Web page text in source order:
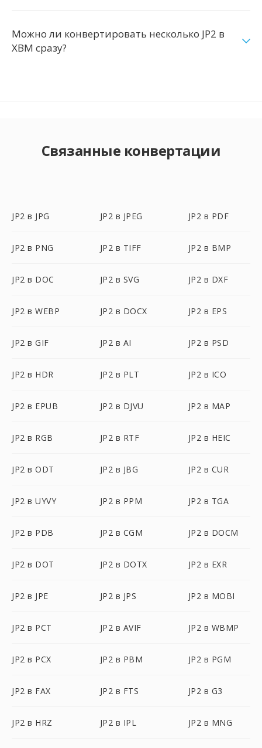
Можно ли конвертировать несколько JP2 в
XBM сразу?
Связанные конвертации
JP2 в JPG JP2 в JPEG JP2 в PDF
JP2 в PNG JP2 в TIFF JP2 в BMP
JP2 в DOC JP2 в SVG JP2 в DXF
JP2 в WEBP JP2 в DOCX JP2 в EPS
JP2 в GIF JP2 в AI JP2 в PSD
JP2 в HDR JP2 в PLT JP2 в ICO
JP2 в EPUB JP2 в DJVU JP2 в MAP
JP2 в RGB JP2 в RTF JP2 в HEIC
JP2 в ODT JP2 в JBG JP2 в CUR
JP2 в UYVY JP2 в PPM JP2 в TGA
JP2 в PDB JP2 в CGM JP2 в DOCM
JP2 в DOT JP2 в DOTX JP2 в EXR
JP2 в JPE JP2 в JPS JP2 в MOBI
JP2 в PCT JP2 в AVIF JP2 в WBMP
JP2 в PCX JP2 в PBM JP2 в PGM
JP2 в FAX JP2 в FTS JP2 в G3
JP2 в HRZ JP2 в IPL JP2 в MNG